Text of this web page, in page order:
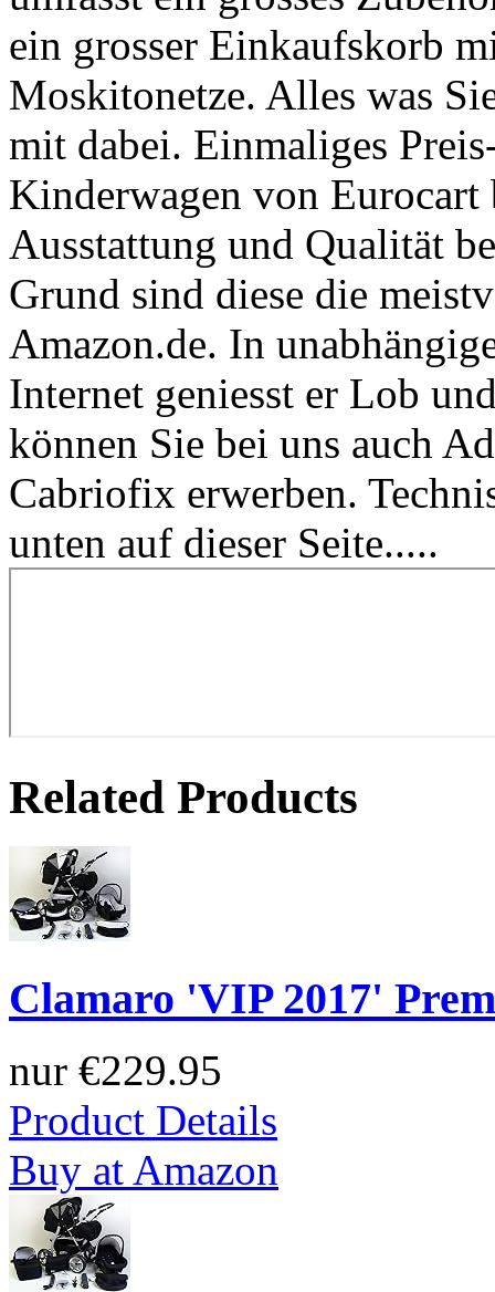
ein grosser Einkaufskorb
Moskitonetze. Alles was
mit dabei. Einmaliges
Kinderwagen von Eurocart
Ausstattung und Qualität
Grund sind diese die
Amazon.de. In
Internet geniesst er Lob
können Sie bei uns auch
Cabriofix erwerben.
unten auf dieser Seite.....
Related Products
Clamaro 'VIP 2017'
nur €229.95
Product Details
Buy at Amazon